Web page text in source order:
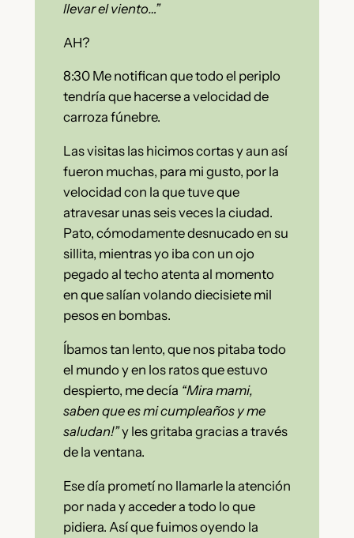
llevar el viento…”
AH?
8:30 Me notifican que todo el periplo
tendría que hacerse a velocidad de
carroza fúnebre.
Las visitas las hicimos cortas y aun así
fueron muchas, para mi gusto, por la
velocidad con la que tuve que
atravesar unas seis veces la ciudad.
Pato, cómodamente desnucado en su
sillita, mientras yo iba con un ojo
pegado al techo atenta al momento
en que salían volando diecisiete mil
pesos en bombas.
Íbamos tan lento, que nos pitaba todo
el mundo y en los ratos que estuvo
despierto, me decía “Mira mami,
saben que es mi cumpleaños y me
saludan!”y les gritaba gracias a través
de la ventana.
Ese día prometí no llamarle la atención
por nada y acceder a todo lo que
pidiera. Así que fuimos oyendo la